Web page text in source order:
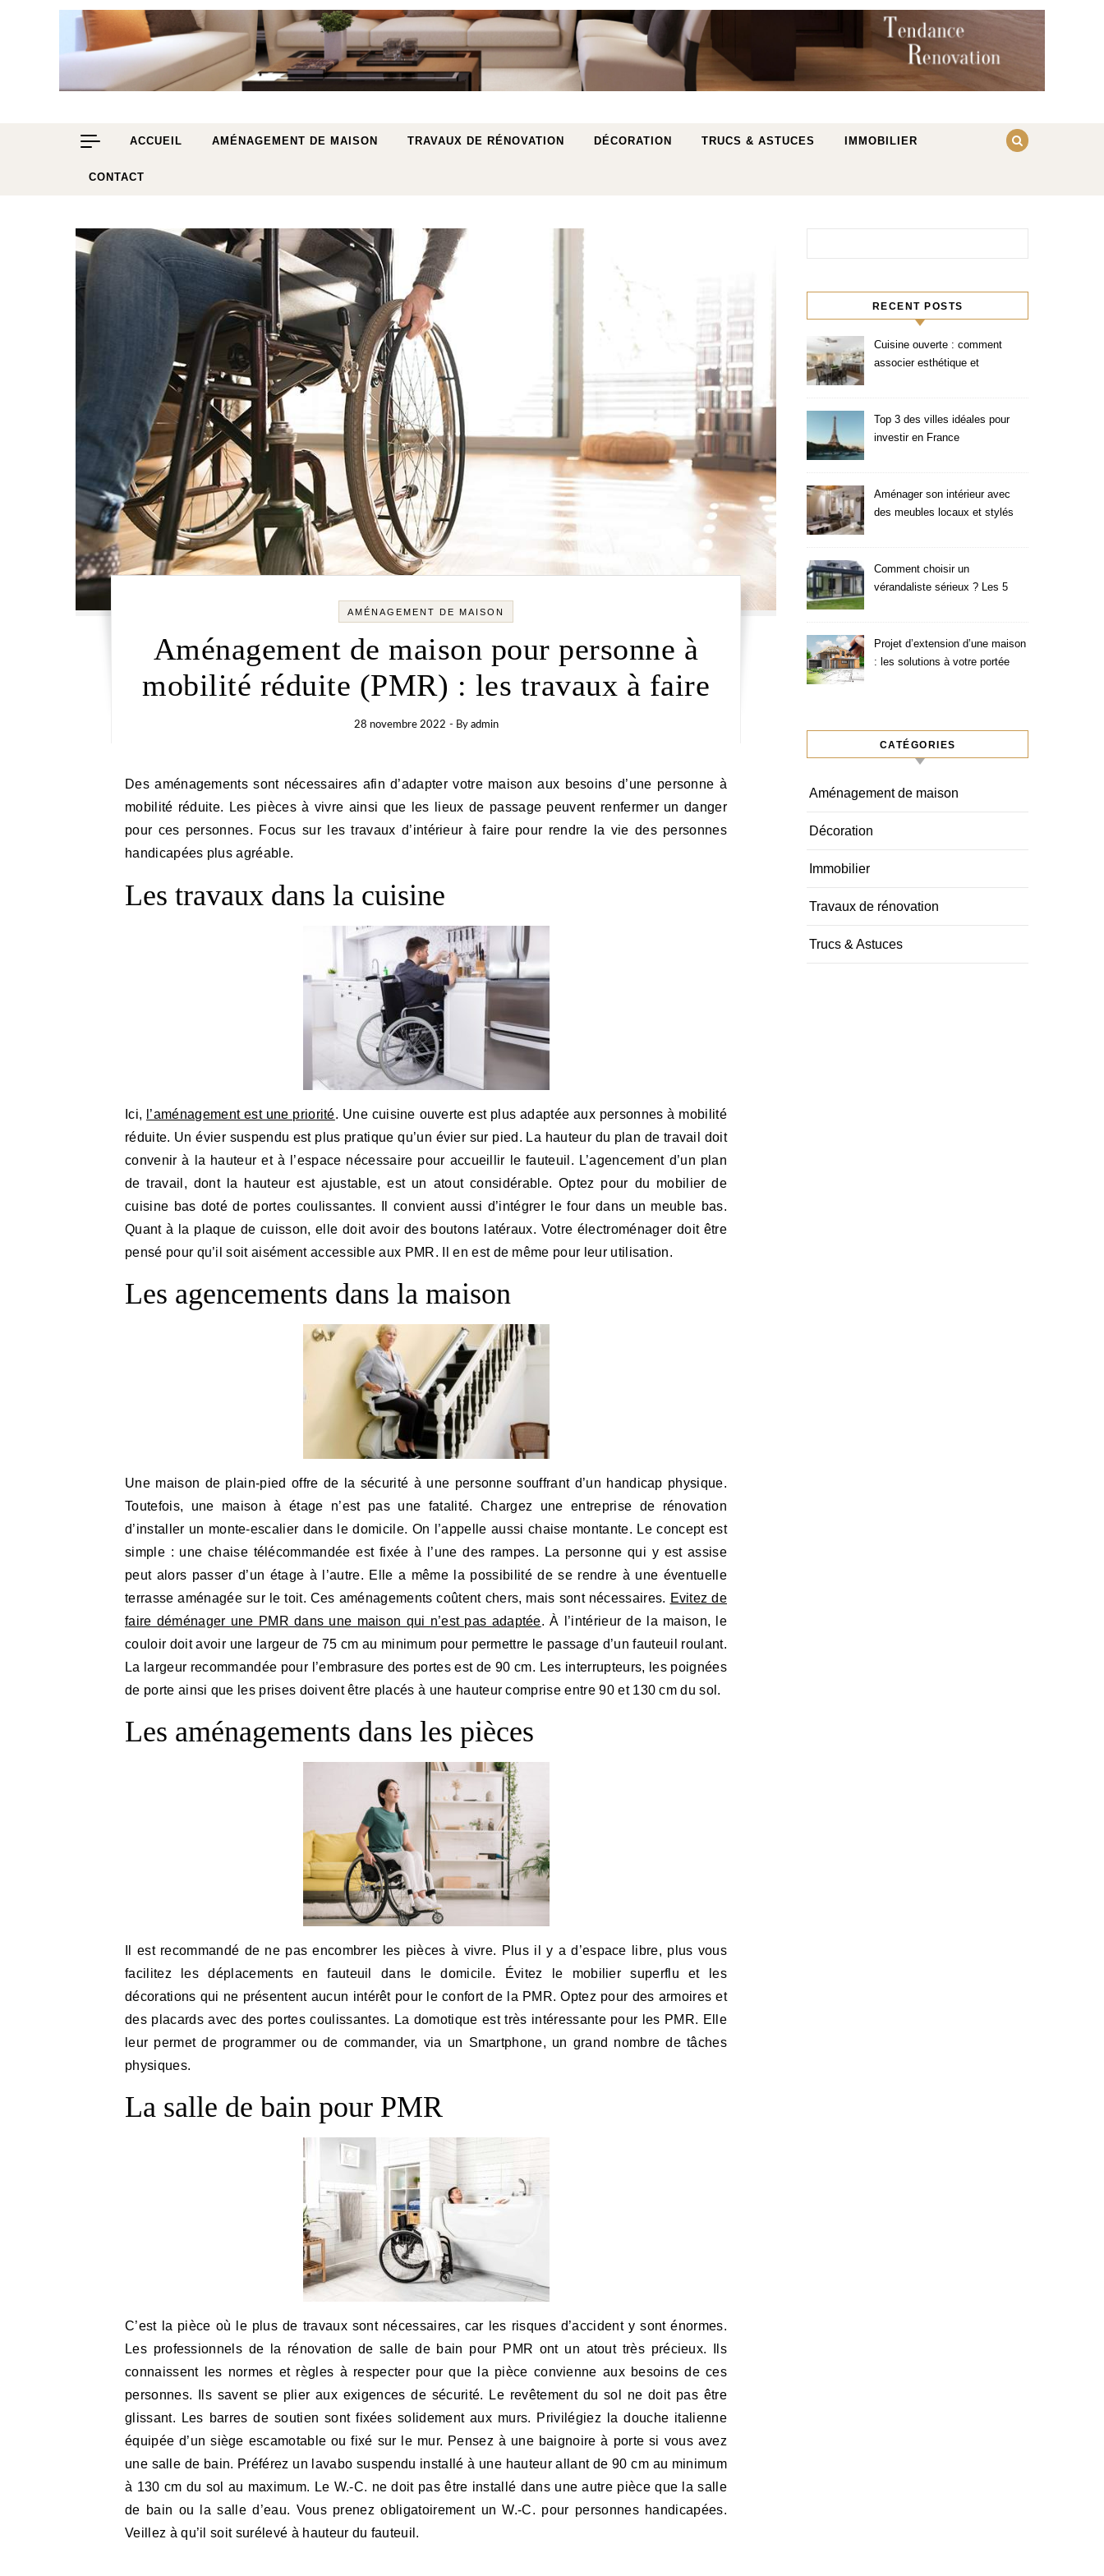
Skip to content
ACCUEIL AMÉNAGEMENT DE MAISON TRAVAUX DE RÉNOVATION DÉCORATION TRUCS & ASTUCES IMMOBILIER
CONTACT
AMÉNAGEMENT DE MAISON
Aménagement de maison pour personne à
mobilité réduite (PMR) : les travaux à faire
28 novembre 2022 - By admin
Des aménagements sont nécessaires afin d’adapter votre maison aux besoins d’une personne à
mobilité réduite. Les pièces à vivre ainsi que les lieux de passage peuvent renfermer un danger
pour ces personnes. Focus sur les travaux d’intérieur à faire pour rendre la vie des personnes
handicapées plus agréable.
Les travaux dans la cuisine
Ici, l’aménagement est une priorité. Une cuisine ouverte est plus adaptée aux personnes à mobilité
réduite. Un évier suspendu est plus pratique qu’un évier sur pied. La hauteur du plan de travail doit
convenir à la hauteur et à l’espace nécessaire pour accueillir le fauteuil. L’agencement d’un plan
de travail, dont la hauteur est ajustable, est un atout considérable. Optez pour du mobilier de
cuisine bas doté de portes coulissantes. Il convient aussi d’intégrer le four dans un meuble bas.
Quant à la plaque de cuisson, elle doit avoir des boutons latéraux. Votre électroménager doit être
pensé pour qu’il soit aisément accessible aux PMR. Il en est de même pour leur utilisation.
Les agencements dans la maison
Une maison de plain-pied offre de la sécurité à une personne souffrant d’un handicap physique.
Toutefois, une maison à étage n’est pas une fatalité. Chargez une entreprise de rénovation
d’installer un monte-escalier dans le domicile. On l’appelle aussi chaise montante. Le concept est
simple : une chaise télécommandée est fixée à l’une des rampes. La personne qui y est assise
peut alors passer d’un étage à l’autre. Elle a même la possibilité de se rendre à une éventuelle
terrasse aménagée sur le toit. Ces aménagements coûtent chers, mais sont nécessaires. Evitez de
faire déménager une PMR dans une maison qui n’est pas adaptée. À l’intérieur de la maison, le
couloir doit avoir une largeur de 75 cm au minimum pour permettre le passage d’un fauteuil roulant.
La largeur recommandée pour l’embrasure des portes est de 90 cm. Les interrupteurs, les poignées
de porte ainsi que les prises doivent être placés à une hauteur comprise entre 90 et 130 cm du sol.
Les aménagements dans les pièces
Il est recommandé de ne pas encombrer les pièces à vivre. Plus il y a d’espace libre, plus vous
facilitez les déplacements en fauteuil dans le domicile. Évitez le mobilier superflu et les
décorations qui ne présentent aucun intérêt pour le confort de la PMR. Optez pour des armoires et
des placards avec des portes coulissantes. La domotique est très intéressante pour les PMR. Elle
leur permet de programmer ou de commander, via un Smartphone, un grand nombre de tâches
physiques.
La salle de bain pour PMR
C’est la pièce où le plus de travaux sont nécessaires, car les risques d’accident y sont énormes.
Les professionnels de la rénovation de salle de bain pour PMR ont un atout très précieux. Ils
connaissent les normes et règles à respecter pour que la pièce convienne aux besoins de ces
personnes. Ils savent se plier aux exigences de sécurité. Le revêtement du sol ne doit pas être
glissant. Les barres de soutien sont fixées solidement aux murs. Privilégiez la douche italienne
équipée d’un siège escamotable ou fixé sur le mur. Pensez à une baignoire à porte si vous avez
une salle de bain. Préférez un lavabo suspendu installé à une hauteur allant de 90 cm au minimum
à 130 cm du sol au maximum. Le W.-C. ne doit pas être installé dans une autre pièce que la salle
de bain ou la salle d’eau. Vous prenez obligatoirement un W.-C. pour personnes handicapées.
Veillez à qu’il soit surélevé à hauteur du fauteuil.
RECENT POSTS
Cuisine ouverte : comment
associer esthétique et
Top 3 des villes idéales pour
investir en France
Aménager son intérieur avec
des meubles locaux et stylés
Comment choisir un
vérandaliste sérieux ? Les 5
Projet d’extension d’une maison
: les solutions à votre portée
CATÉGORIES
Aménagement de maison
Décoration
Immobilier
Travaux de rénovation
Trucs & Astuces